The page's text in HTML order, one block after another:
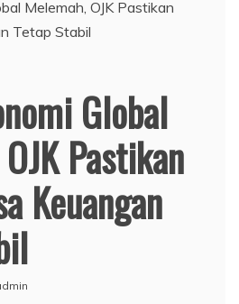
Global
Pastikan
Keuangan